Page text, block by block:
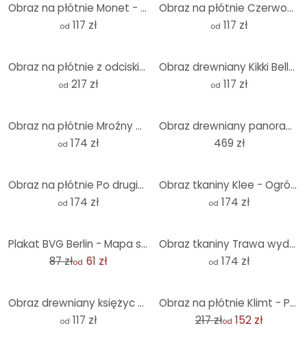
Obraz na płótnie Monet - Pola wiosną
od 117 zł
Obraz na płótnie Czerwony skuter czarno-biały
od 117 zł
Obraz na płótnie z odciskiem palca + spersonalizowany tekst - Drzewo życzeń
od 217 zł
Obraz drewniany Kikki Belle - Przygoda dinozaurów - Okrągły
od 117 zł
Obraz na płótnie Mroźny pagórkowaty krajobraz - Eisenmann - Panorama
od 174 zł
Obraz drewniany panorama plaży - Panorama
469 zł
Obraz na płótnie Po drugiej stronie - Panorama
od 174 zł
Obraz tkaniny Klee - Ogród zamkowy - Panorama
od 174 zł
Plakat BVG Berlin - Mapa sieci Berlin
87 złod 61 zł
Obraz tkaniny Trawa wydmowa w wieczornym słońcu - Treechild - Panorama
od 174 zł
Obraz drewniany księżyc w pełni czarno-biały - okrągły
od 117 zł
Obraz na płótnie Klimt - Portret Adele Bloch-Bauer
217 złod 152 zł